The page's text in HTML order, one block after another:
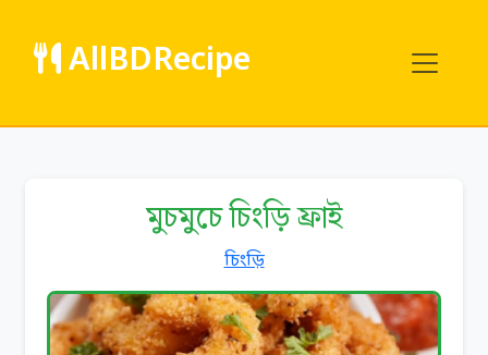
AllBDRecipe
মুচমুচে চিংড়ি ফ্রাই
চিংড়ি